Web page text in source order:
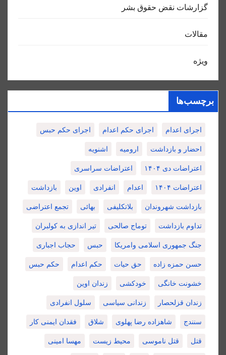
گزارشات نقض حقوق بشر
مقالات
ویژه
برچسب‌ها
اجرای اعدام اجرای حکم اعدام اجرای حکم حبس
احضار و بازداشت ارومیه اشنویه
اعتراضات دی ۱۴۰۴ اعتراضات سراسری
اعتراضات ۱۴۰۴ اعدام انفرادی اوین بازداشت
بازداشت شهروندان بلاتکلیفی بهائی تجمع اعتراضی
تداوم بازداشت توماج صالحی تیر اندازی به کولبران
جنگ جمهوری اسلامی وامریکا حبس حجاب اجباری
حسن حمزه زاده حق حیات حکم اعدام حکم حبس
خشونت خانگی خودکشی زندان اوین
زندان قزلحصار زندانی سیاسی سلول انفرادی
سنندج شاهزاده رضا پهلوی شلاق فقدان ایمنی کار
قتل قتل ناموسی محیط زیست مهسا امینی